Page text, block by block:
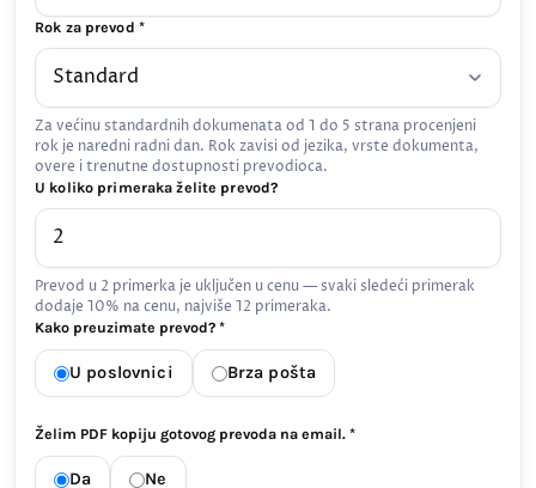
Rok za prevod *
Za većinu standardnih dokumenata od 1 do 5 strana procenjeni
rok je naredni radni dan. Rok zavisi od jezika, vrste dokumenta,
overe i trenutne dostupnosti prevodioca.
U koliko primeraka želite prevod?
Prevod u 2 primerka je uključen u cenu — svaki sledeći primerak
dodaje 10% na cenu, najviše 12 primeraka.
Kako preuzimate prevod? *
U poslovnici Brza pošta
Želim PDF kopiju gotovog prevoda na email. *
Da Ne